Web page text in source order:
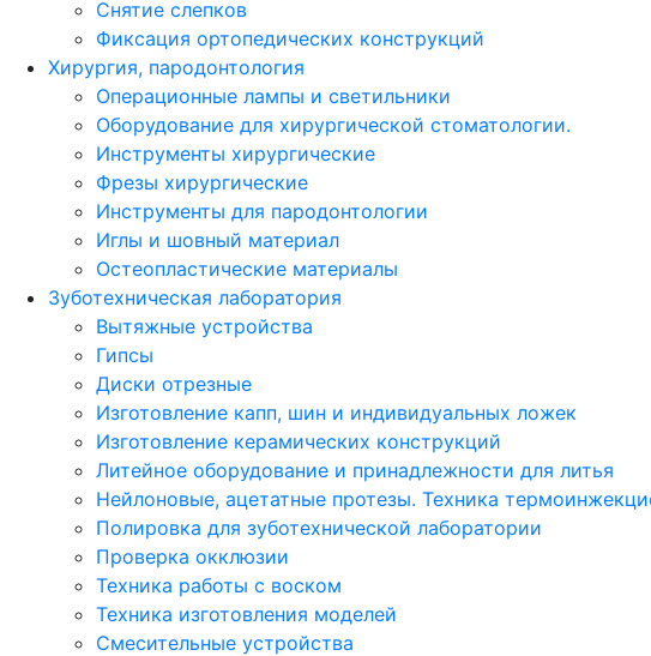
Снятие слепков
Фиксация ортопедических конструкций
Хирургия, пародонтология
Операционные лампы и светильники
Оборудование для хирургической стоматологии.
Инструменты хирургические
Фрезы хирургические
Инструменты для пародонтологии
Иглы и шовный материал
Остеопластические материалы
Зуботехническая лаборатория
Вытяжные устройства
Гипсы
Диски отрезные
Изготовление капп, шин и индивидуальных ложек
Изготовление керамических конструкций
Литейное оборудование и принадлежности для литья
Нейлоновые, ацетатные протезы. Техника
Полировка для зуботехнической лаборатории
Проверка окклюзии
Техника работы с воском
Техника изготовления моделей
Смесительные устройства